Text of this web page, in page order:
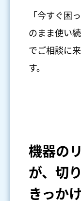
「今すぐ困
のまま使い
でご相談に
す。
機器の
が、切
きっか